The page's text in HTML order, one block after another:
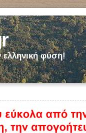
φύση!